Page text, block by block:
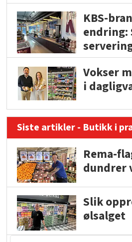
KBS-
endring:
Vokser
i
Siste artikler - Butikk i
Rema-
dundrer
Slik
ølsalget